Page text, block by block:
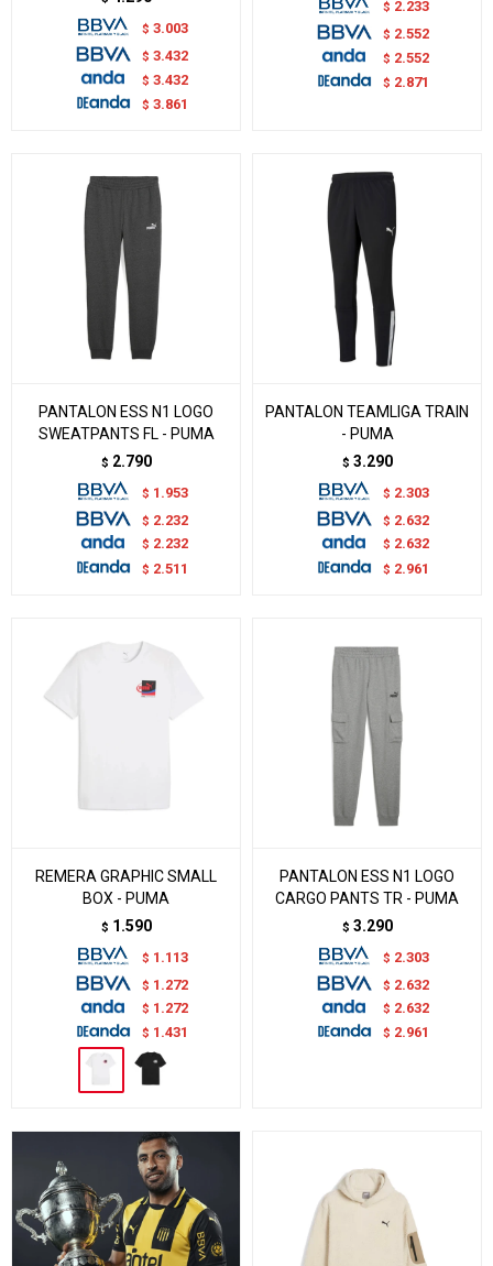
$ 3.003
$ 3.432
$ 3.432
$ 3.861
$ 2.233
$ 2.552
$ 2.552
$ 2.871
PANTALON ESS N1 LOGO
SWEATPANTS FL - PUMA
$ 2.790
$ 1.953
$ 2.232
$ 2.232
$ 2.511
PANTALON TEAMLIGA TRAIN
- PUMA
$ 3.290
$ 2.303
$ 2.632
$ 2.632
$ 2.961
REMERA GRAPHIC SMALL
BOX - PUMA
$ 1.590
$ 1.113
$ 1.272
$ 1.272
$ 1.431
PANTALON ESS N1 LOGO
CARGO PANTS TR - PUMA
$ 3.290
$ 2.303
$ 2.632
$ 2.632
$ 2.961